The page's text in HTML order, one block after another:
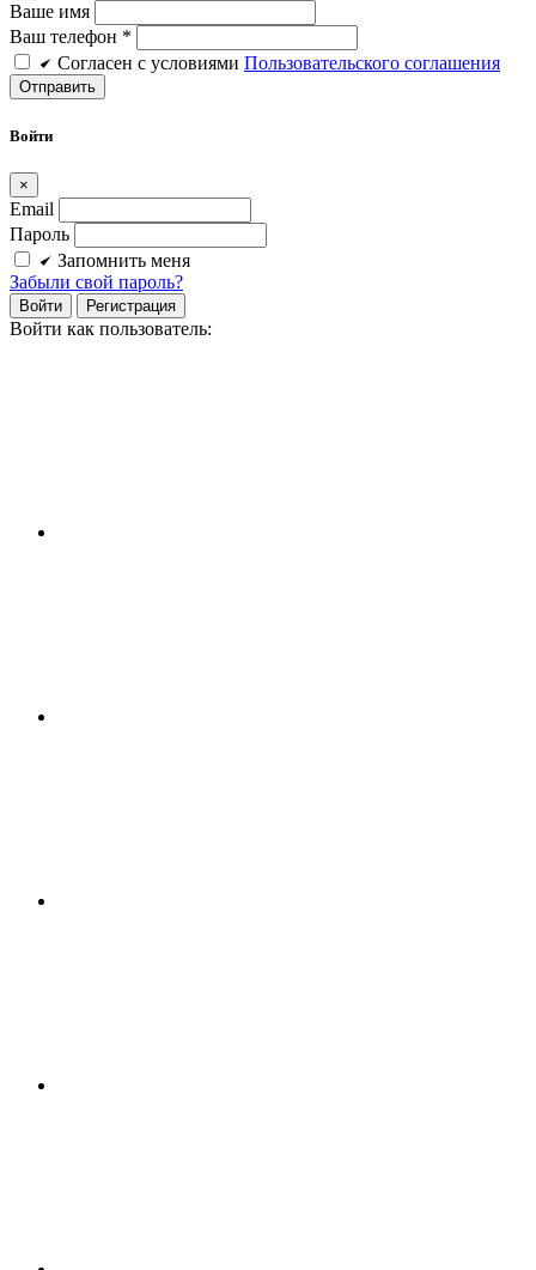
Ваше имя
Ваш телефон *
Cогласен c условиями Пользовательского соглашения
Войти
×
Email
Пароль
Запомнить меня
Забыли свой пароль?
Войти Регистрация
Войти как пользователь: